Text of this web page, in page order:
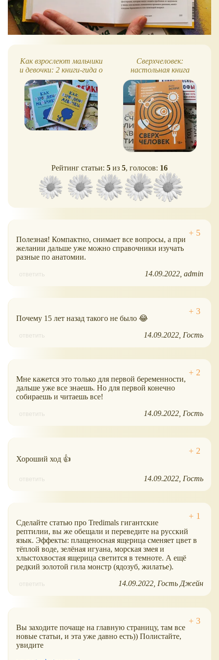
Как взрослеют мальчики
и девочки: 2 книги-гида о
важном
Сверхчеловек:
настольная книга
биохакера (доживем до
180 лет?..)
Рейтинг статьи: 5 из 5, голосов: 16
Полезная! Компактно, снимает все вопросы, а при
желании дальше уже можно справочники изучать
разные по анатомии.
ответить 14.09.2022 admin
Почему 15 лет назад такого не было 😂
ответить 14.09.2022 Гость
Мне кажется это только для первой беременности,
дальше уже все знаешь. Но для первой конечно
собираешь и читаешь все!
ответить 14.09.2022 Гость
Хороший ход 👍
ответить 14.09.2022 Гость
Сделайте статью про Tredimals гигантские
рептилии, вы же обещали и переведите на русский
язык. Эффекты: плащеносная ящерица сменяет цвет в
тёплой воде, зелёная игуана, морская змея и
хлыстохвостая ящерица светится в темноте. А ещё
редкий золотой гила монстр (ядозуб, жилатье).
ответить 14.09.2022 Гость Джейн
Вы заходите почаще на главную страницу, там все
новые статьи, и эта уже давно есть)) Полистайте,
увидите